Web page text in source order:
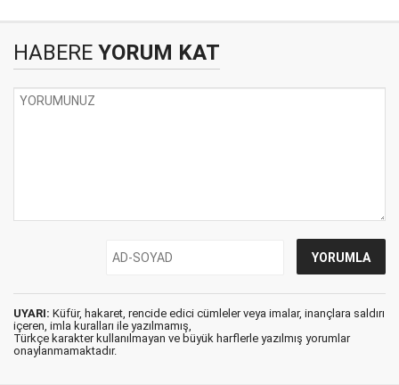
HABERE YORUM KAT
UYARI: Küfür, hakaret, rencide edici cümleler veya imalar, inançlara saldırı
içeren, imla kuralları ile yazılmamış,
Türkçe karakter kullanılmayan ve büyük harflerle yazılmış yorumlar
onaylanmamaktadır.